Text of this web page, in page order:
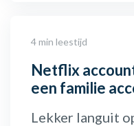
4 min leestijd
Netflix
een familie
Lekker languit